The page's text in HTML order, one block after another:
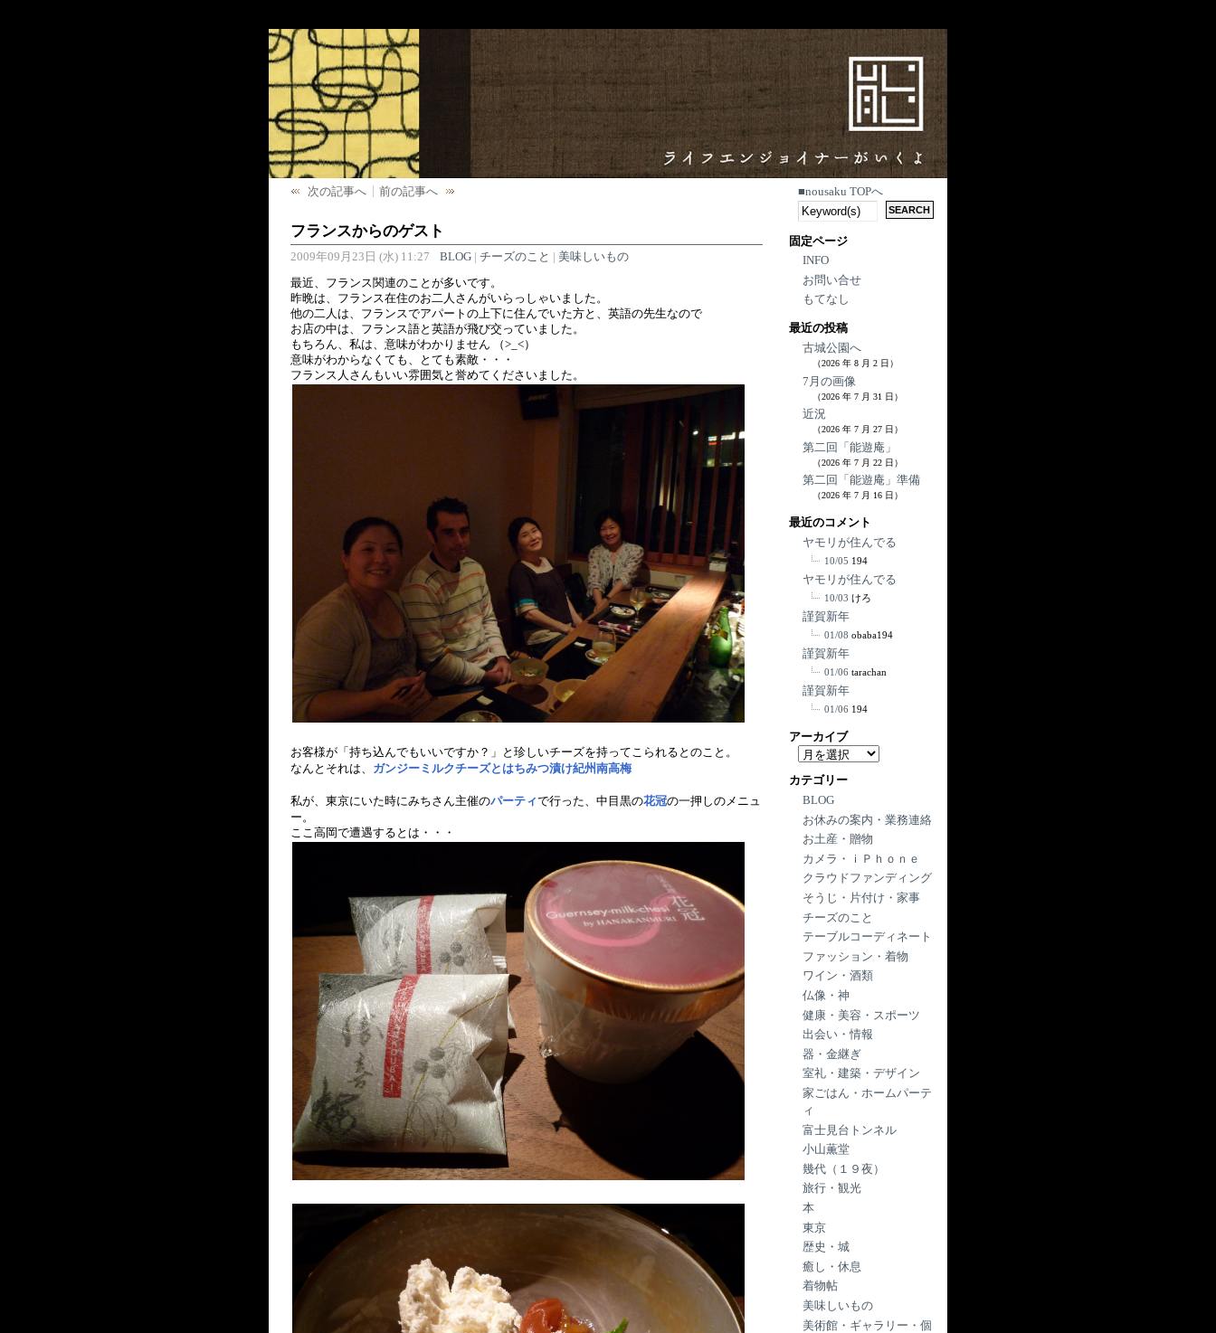
次の記事へ 前の記事へ
フランスからのゲスト
2009年09月23日 (水) 11:27 BLOG| チーズのこと | 美味しいもの
最近、フランス関連のことが多いです。
昨晩は、フランス在住のお二人さんがいらっしゃいました。
他の二人は、フランスでアパートの上下に住んでいた方と、英語の先生なので
お店の中は、フランス語と英語が飛び交っていました。
もちろん、私は、意味がわかりません （>_<）
意味がわからなくても、とても素敵・・・
フランス人さんもいい雰囲気と誉めてくださいました。
お客様が「持ち込んでもいいですか？」と珍しいチーズを持ってこられるとのこと。
なんとそれは、 ガンジーミルクチーズとはちみつ漬け紀州南高梅
私が、東京にいた時にみちさん主催のパーティで行った、中目黒の花冠の一押しのメニュ
ー。
ここ高岡で遭遇するとは・・・
■nousaku TOPへ
固定ページ
INFO
お問い合せ
もてなし
最近の投稿
古城公園へ
（2026 年 8 月 2 日）
7月の画像
（2026 年 7 月 31 日）
近況
（2026 年 7 月 27 日）
第二回「能遊庵」
（2026 年 7 月 22 日）
第二回「能遊庵」準備
（2026 年 7 月 16 日）
最近のコメント
ヤモリが住んでる
10/05 194
ヤモリが住んでる
10/03 けろ
謹賀新年
01/08 obaba194
謹賀新年
01/06 tarachan
謹賀新年
01/06 194
アーカイブ
ア
カ
イ
ブ
カテゴリー
BLOG
お休みの案内・業務連絡
お土産・贈物
カメラ・ｉＰｈｏｎｅ
クラウドファンディング
そうじ・片付け・家事
チーズのこと
テーブルコーディネート
ファッション・着物
ワイン・酒類
仏像・神
健康・美容・スポーツ
出会い・情報
器・金継ぎ
室礼・建築・デザイン
家ごはん・ホームパーテ
ィ
富士見台トンネル
小山薫堂
幾代（１９夜）
旅行・観光
本
東京
歴史・城
癒し・休息
着物帖
美味しいもの
美術館・ギャラリー・個